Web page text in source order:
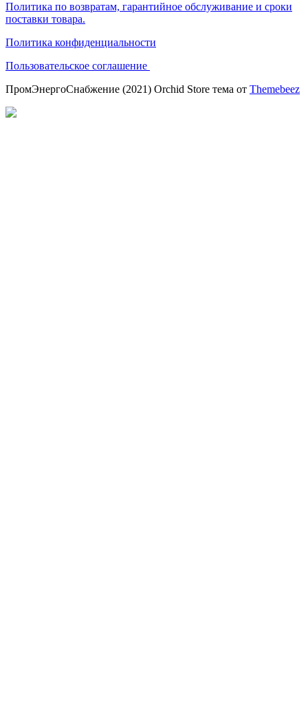
Политика по возвратам, гарантийное обслуживание и сроки
поставки товара.
Политика конфиденциальности
Пользовательское соглашение
ПромЭнергоСнабжение (2021) Orchid Store тема от Themebeez